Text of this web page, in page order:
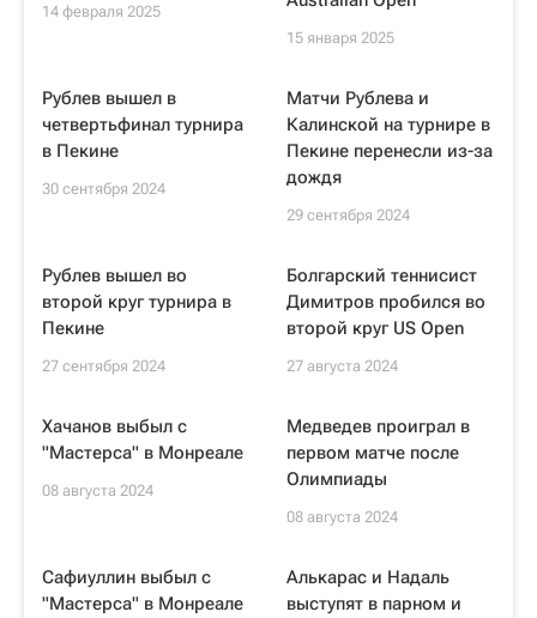
14 февраля 2025
15 января 2025
Рублев вышел в
четвертьфинал турнира
в Пекине
30 сентября 2024
Матчи Рублева и
Калинской на турнире в
Пекине перенесли из-за
дождя
29 сентября 2024
Рублев вышел во
второй круг турнира в
Пекине
27 сентября 2024
Болгарский теннисист
Димитров пробился во
второй круг US Open
27 августа 2024
Хачанов выбыл с
"Мастерса" в Монреале
08 августа 2024
Медведев проиграл в
первом матче после
Олимпиады
08 августа 2024
Сафиуллин выбыл с
"Мастерса" в Монреале
Алькарас и Надаль
выступят в парном и